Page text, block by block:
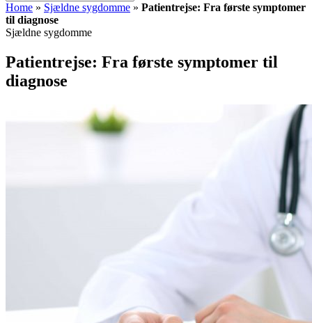
Home » Sjældne sygdomme » Patientrejse: Fra første symptomer
til diagnose
Sjældne sygdomme
Patientrejse: Fra første symptomer til
diagnose